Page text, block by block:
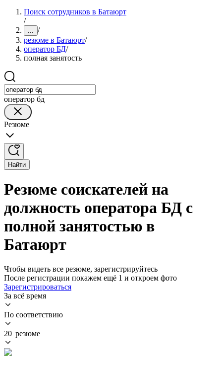
Поиск сотрудников в Батаюрт
/
... /
резюме в Батаюрт/
оператор БД/
полная занятость
оператор бд
Резюме
Найти
Резюме соискателей на
должность оператора БД с
полной занятостью в
Батаюрт
Чтобы видеть все резюме, зарегистрируйтесь
После регистрации покажем ещё 1 и откроем фото
Зарегистрироваться
За всё время
По соответствию
20 резюме